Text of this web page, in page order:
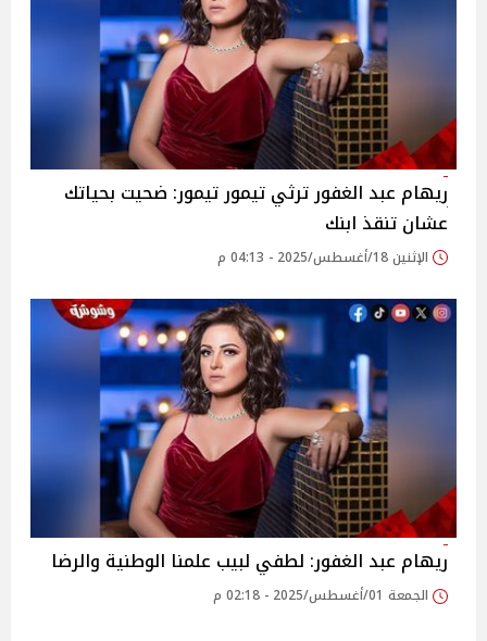
ريهام عبد الغفور ترثي تيمور تيمور: ضحيت بحياتك
عشان تنقذ ابنك
الإثنين 18/أغسطس/2025 - 04:13 م
ريهام عبد الغفور: لطفي لبيب علمنا الوطنية والرضا
الجمعة 01/أغسطس/2025 - 02:18 م